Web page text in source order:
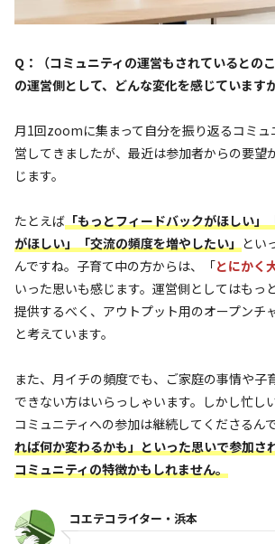
Q：（コミュニティの運営もされているとの
の運営側として、どんな変化を感じています
月1回zoomに集まって自分を振り返るコミュ
営してきましたが、最近は参加者からの要望
じます。
たとえば「もっとフィードバックがほしい」
がほしい」「交流の頻度を増やしたい」とい
んですね。子育て中の方からは、「とにかく
いった思いも感じます。運営側としてはもっ
提供するべく、アウトプット用のオープンチ
と考えています。
また、月イチの頻度でも、ご家庭の事情や子
できない方はいらっしゃいます。しかし忙し
コミュニティへの参加は継続してくださるんで
れば何か変わるかも」といった思いで参加さ
コミュニティの特徴かもしれません。
コエテコライター・浜本